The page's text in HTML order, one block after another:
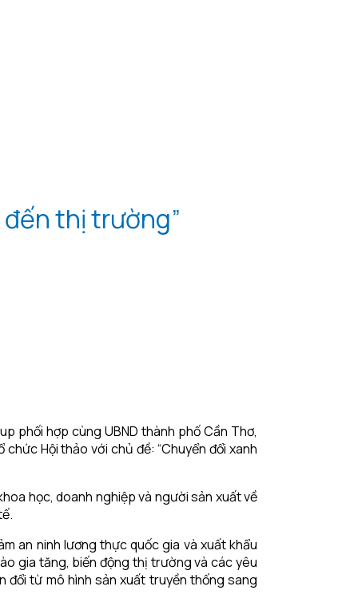
thị trường”
phối hợp cùng UBND thành phố Cần Thơ,
Hội thảo với chủ đề: “Chuyển đổi xanh
học, doanh nghiệp và người sản xuất về
an ninh lương thực quốc gia và xuất khẩu
gia tăng, biến động thị trường và các yêu
đổi từ mô hình sản xuất truyền thống sang